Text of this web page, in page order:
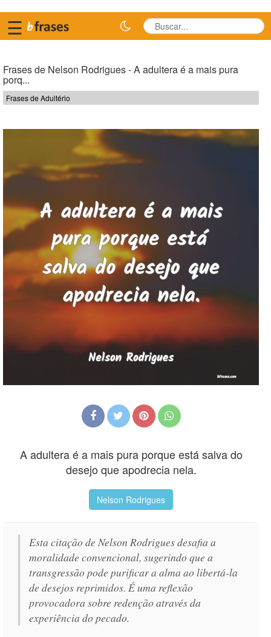
☰
Frases de Nelson Rodrigues - A adultera é a mais pura
porq...
Frases de Adultério
A adultera é a mais pura porque está salva do
desejo que apodrecia nela.
Nelson Rodrigues
Esta citação de Nelson Rodrigues desafia a
moralidade convencional, sugerindo que a
transgressão pode purificar a alma ao libertá-la
de desejos reprimidos. É uma reflexão
provocadora sobre redenção através da
experiência do pecado.